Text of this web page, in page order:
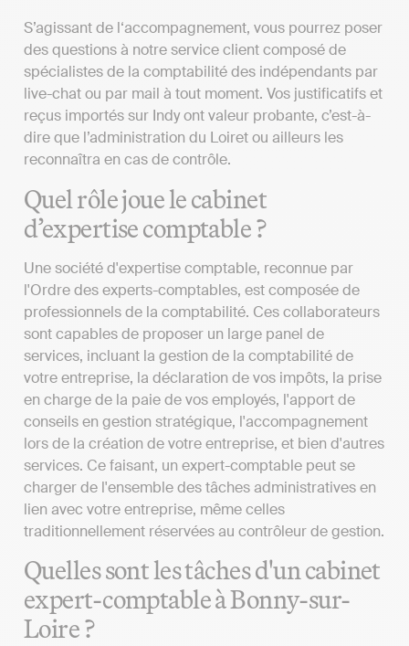
S’agissant de l‘accompagnement, vous pourrez poser
des questions à notre service client composé de
spécialistes de la comptabilité des indépendants par
live-chat ou par mail à tout moment. Vos justificatifs et
reçus importés sur Indy ont valeur probante, c’est-à-
dire que l’administration du Loiret ou ailleurs les
reconnaîtra en cas de contrôle.
Quel rôle joue le cabinet
d’expertise comptable ?
Une société d'expertise comptable, reconnue par
l'Ordre des experts-comptables, est composée de
professionnels de la comptabilité. Ces collaborateurs
sont capables de proposer un large panel de
services, incluant la gestion de la comptabilité de
votre entreprise, la déclaration de vos impôts, la prise
en charge de la paie de vos employés, l'apport de
conseils en gestion stratégique, l'accompagnement
lors de la création de votre entreprise, et bien d'autres
services. Ce faisant, un expert-comptable peut se
charger de l'ensemble des tâches administratives en
lien avec votre entreprise, même celles
traditionnellement réservées au contrôleur de gestion.
Quelles sont les tâches d'un cabinet
expert-comptable à Bonny-sur-
Loire ?